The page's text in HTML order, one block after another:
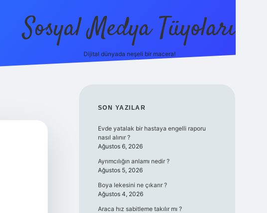
Sosyal Medya Tüyoları
Dijital dünyada neşeli bir macera!
SIDEBAR
SON YAZILAR
Evde yatalak bir hastaya engelli raporu
nasıl alınır ?
Ağustos 6, 2026
Ayrımcılığın anlamı nedir ?
Ağustos 5, 2026
Boya lekesini ne çıkarır ?
Ağustos 4, 2026
Araca hız sabitleme takılır mı ?